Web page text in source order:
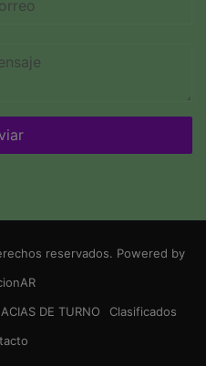
reservados. Powered by
DE TURNO
Clasificados